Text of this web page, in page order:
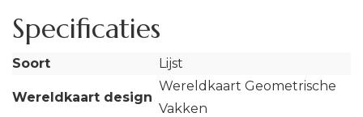
Specificaties
Soort Lijst
Wereldkaart design
Wereldkaart Geometrische
Vakken